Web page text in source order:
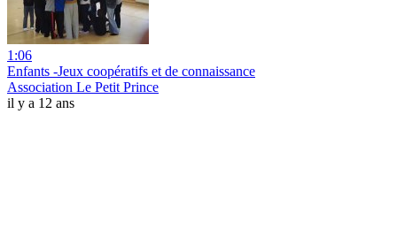
1:06
Enfants -Jeux coopératifs et de connaissance
Association Le Petit Prince
il y a 12 ans